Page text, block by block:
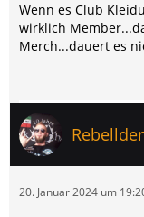
Wenn es Club
wirklich
Merch...dauert es
20. Januar 2024 um